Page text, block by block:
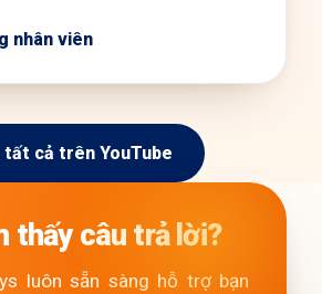
nhân viên
tất cả trên YouTube
thấy câu trả lời?
luôn sẵn sàng hỗ trợ bạn